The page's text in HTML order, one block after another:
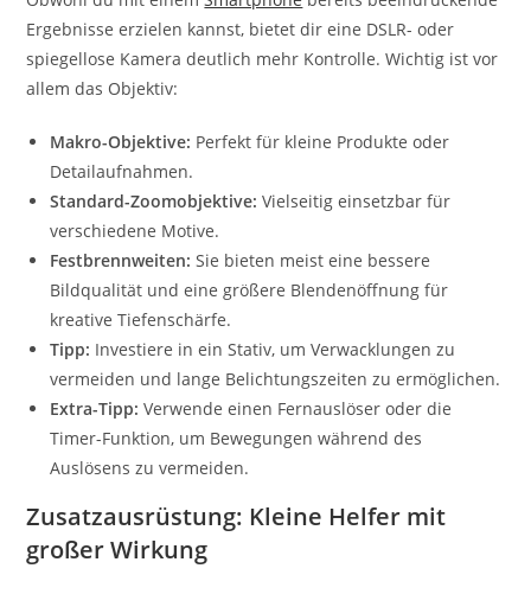
Ergebnisse erzielen kannst, bietet dir eine DSLR- oder
spiegellose Kamera deutlich mehr Kontrolle. Wichtig ist vor
allem das Objektiv:
Makro-Objektive: Perfekt für kleine Produkte oder
Detailaufnahmen.
Standard-Zoomobjektive: Vielseitig einsetzbar für
verschiedene Motive.
Festbrennweiten: Sie bieten meist eine bessere
Bildqualität und eine größere Blendenöffnung für
kreative Tiefenschärfe.
Tipp: Investiere in ein Stativ, um Verwacklungen zu
vermeiden und lange Belichtungszeiten zu ermöglichen.
Extra-Tipp: Verwende einen Fernauslöser oder die
Timer-Funktion, um Bewegungen während des
Auslösens zu vermeiden.
Zusatzausrüstung: Kleine Helfer mit
großer Wirkung